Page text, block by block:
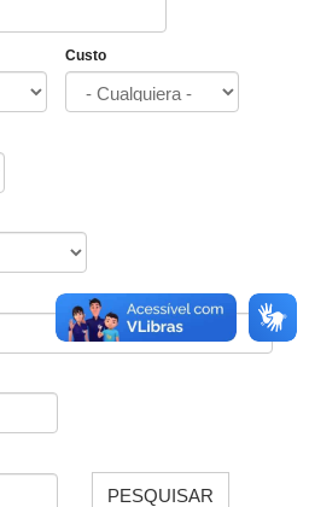
Custo
PESQUISAR